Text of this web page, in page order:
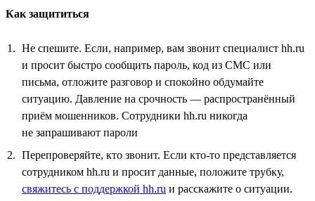
Как защититься
Не спешите. Если, например, вам звонит специалист hh.ru
и просит быстро сообщить пароль, код из СМС или
письма, отложите разговор и спокойно обдумайте
ситуацию. Давление на срочность — распространённый
приём мошенников. Сотрудники hh.ru никогда
не запрашивают пароли
Перепроверяйте, кто звонит. Если кто-то представляется
сотрудником hh.ru и просит данные, положите трубку,
свяжитесь с поддержкой hh.ru и расскажите о ситуации.